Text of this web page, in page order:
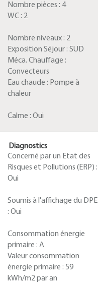
Nombre pièces : 4
WC : 2
Nombre niveaux : 2
Exposition Séjour : SUD
Méca. Chauffage :
Convecteurs
Eau chaude : Pompe à
chaleur
Calme : Oui
Diagnostics
Concerné par un Etat des
Risques et Pollutions (ERP) :
Oui
Soumis à l'affichage du DPE
: Oui
Consommation énergie
primaire : A
Valeur consommation
énergie primaire : 59
kWh/m2 par an